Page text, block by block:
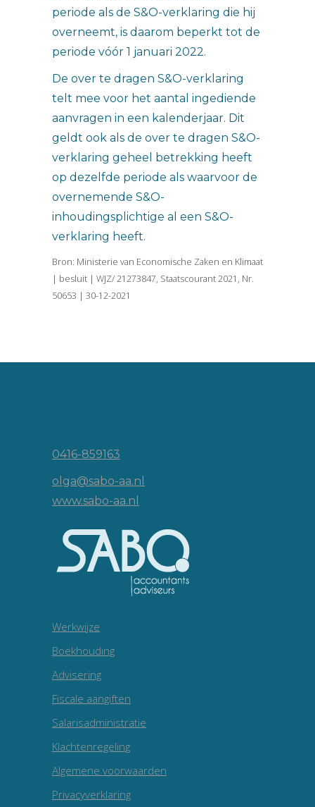
periode als de S&O-verklaring die hij
overneemt, is daarom beperkt tot de
periode vóór 1 januari 2022.
De over te dragen S&O-verklaring
telt mee voor het aantal ingediende
aanvragen in een kalenderjaar. Dit
geldt ook als de over te dragen S&O-
verklaring geheel betrekking heeft
op dezelfde periode als waarvoor de
overnemende S&O-
inhoudingsplichtige al een S&O-
verklaring heeft.
Bron: Ministerie van Economische Zaken en Klimaat
| besluit | WJZ/ 21273847, Staatscourant 2021, Nr.
50653 | 30-12-2021
0416-859163
olga@sabo-aa.nl
www.sabo-aa.nl
Werkwijze
Boekhouding
Advisering
Fiscale aangiften
Salarisadministratie
Klachtenregeling
Algemene voorwaarden
Privacyverklaring